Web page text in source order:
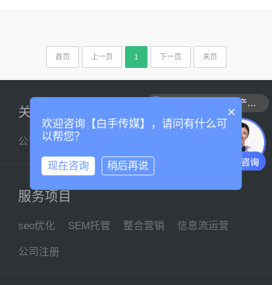
首页 上一页 1 下一页 末页
关于我们
公司简介 企业文化
服务项目
seo优化 SEM托管 整合营销 信息流运营
公司注册
可以介绍下你们的产品么
×
欢迎咨询【白手传媒】，请问有什么可
以帮您？
现在咨询 稍后再说